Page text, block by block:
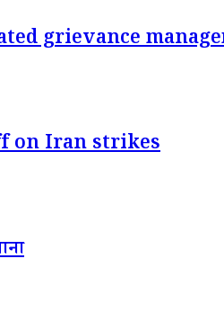
grievance
on Iran strikes